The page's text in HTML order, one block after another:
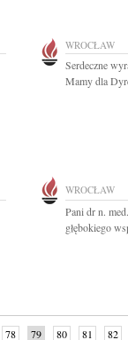
WROCŁAW
Serdeczne
Mamy dla
WROCŁAW
Pani dr n.
głębokiego
78 79 80 81 82